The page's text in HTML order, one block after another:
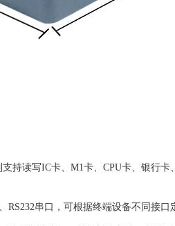
持读写IC卡、M1卡、CPU卡、银行
串口，可根据终端设备不同接口